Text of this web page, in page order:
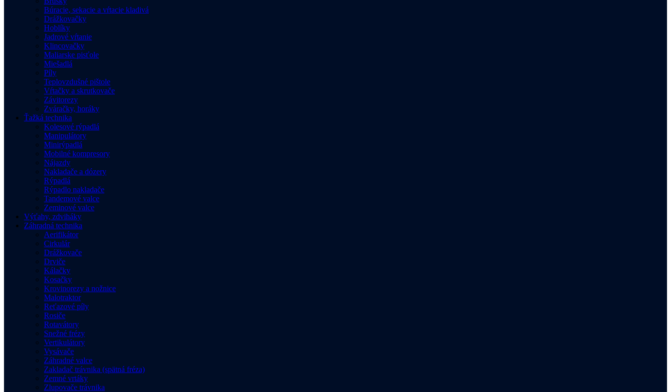
Búracie, sekacie a vŕtacie kladivá
Drážkovačky
Hoblíky
Jadrové vŕtanie
Klincovačky
Maliarske pisťole
Miešadlá
Píly
Teplovzdušné pištole
Vŕtačky a skrutkovače
Závitorezy
Zváračky, horáky
Ťažká technika
Kolesové rýpadlá
Manipulátory
Minirýpadlá
Mobilné kompresory
Nájazdy
Nakladače a dózery
Rýpadlá
Rýpadlo nakladače
Tandemové valce
Zeminové valce
Výťahy, zdviháky
Záhradná technika
Aerifikátor
Cirkulár
Drážkovače
Drviče
Kálačky
Kosačky
Krovinorezy a nožnice
Malotraktor
Reťazové píly
Rosiče
Rotavátory
Snežné frézy
Vertikulátory
Vysávače
Záhradné valce
Zakladač trávnika (spätná fréza)
Zemné vrtáky
Zlupovače trávnika